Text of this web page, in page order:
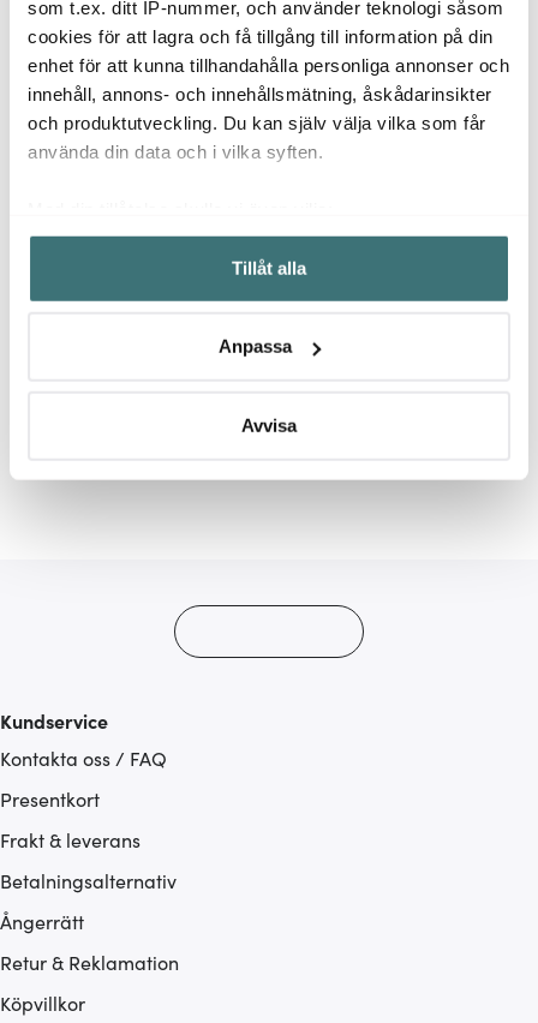
som t.ex. ditt IP-nummer, och använder teknologi såsom
cookies för att lagra och få tillgång till information på din
enhet för att kunna tillhandahålla personliga annonser och
innehåll, annons- och innehållsmätning, åskådarinsikter
och produktutveckling. Du kan själv välja vilka som får
använda din data och i vilka syften.
Samla in information om din geografiska plats som
kan ha en noggrannhet på upp till flera meter
Identifiera din enhet genom att aktivt skanna den för
Ta reda på mer om hur dina personliga uppgifter
Du kan ändra eller dra tillbaka ditt samtycke när som
som du vill dela med dig av.
Tillåt alla
Anpassa
Avvisa
cm
59 kr
I lager
139 kr
I lager
299
Låt dig inspireras av våra kunder
Kundservice
Kontakta oss / FAQ
Presentkort
Frakt & leverans
Betalningsalternativ
Ångerrätt
Retur & Reklamation
Köpvillkor